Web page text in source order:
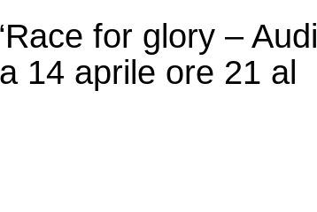
for glory – Audi
14 aprile ore 21 al